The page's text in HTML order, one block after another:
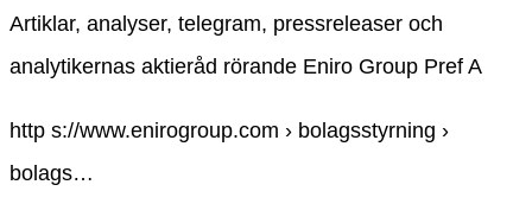
Artiklar, analyser, telegram, pressreleaser och
analytikernas aktieråd rörande Eniro Group Pref A
http s://www.enirogroup.com › bolagsstyrning ›
bolags…